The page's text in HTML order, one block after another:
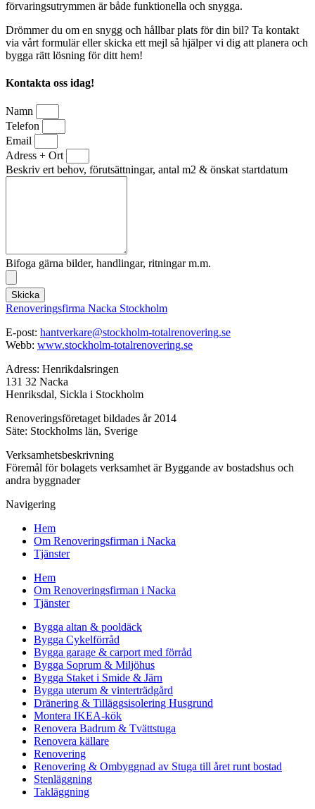
förvaringsutrymmen är både funktionella och snygga.
Drömmer du om en snygg och hållbar plats för din bil? Ta kontakt
via vårt formulär eller skicka ett mejl så hjälper vi dig att planera och
bygga rätt lösning för ditt hem!
Kontakta oss idag!
Namn
Telefon
Email
Adress + Ort
Beskriv ert behov, förutsättningar, antal m2 & önskat startdatum
Bifoga gärna bilder, handlingar, ritningar m.m.
Skicka
Renoveringsfirma Nacka Stockholm
E-post: hantverkare@stockholm-totalrenovering.se
Webb: www.stockholm-totalrenovering.se
Adress: Henrikdalsringen
131 32 Nacka
Henriksdal, Sickla i Stockholm
Renoveringsföretaget bildades år 2014
Säte: Stockholms län, Sverige
Verksamhetsbeskrivning
Föremål för bolagets verksamhet är Byggande av bostadshus och
andra byggnader
Navigering
Hem
Om Renoveringsfirman i Nacka
Tjänster
Hem
Om Renoveringsfirman i Nacka
Tjänster
Bygga altan & pooldäck
Bygga Cykelförråd
Bygga garage & carport med förråd
Bygga Soprum & Miljöhus
Bygga Staket i Smide & Järn
Bygga uterum & vinterträdgård
Dränering & Tilläggsisolering Husgrund
Montera IKEA-kök
Renovera Badrum & Tvättstuga
Renovera källare
Renovering
Renovering & Ombyggnad av Stuga till året runt bostad
Stenläggning
Takläggning